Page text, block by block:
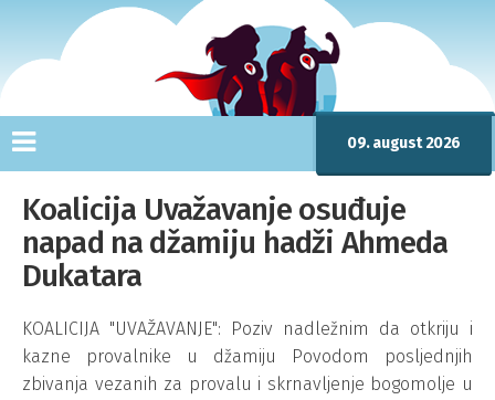
09. august 2026
Koalicija Uvažavanje osuđuje
napad na džamiju hadži Ahmeda
Dukatara
KOALICIJA "UVAŽAVANJE": Poziv nadležnim da otkriju i
kazne provalnike u džamiju Povodom posljednjih
zbivanja vezanih za provalu i skrnavljenje bogomolje u